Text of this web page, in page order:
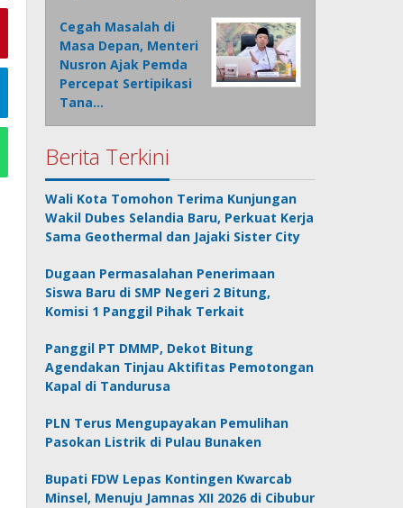
Cegah Masalah di
Masa Depan, Menteri
Nusron Ajak Pemda
Percepat Sertipikasi
Tana…
Berita Terkini
Wali Kota Tomohon Terima Kunjungan
Wakil Dubes Selandia Baru, Perkuat Kerja
Sama Geothermal dan Jajaki Sister City
Dugaan Permasalahan Penerimaan
Siswa Baru di SMP Negeri 2 Bitung,
Komisi 1 Panggil Pihak Terkait
Panggil PT DMMP, Dekot Bitung
Agendakan Tinjau Aktifitas Pemotongan
Kapal di Tandurusa
PLN Terus Mengupayakan Pemulihan
Pasokan Listrik di Pulau Bunaken
Bupati FDW Lepas Kontingen Kwarcab
Minsel, Menuju Jamnas XII 2026 di Cibubur